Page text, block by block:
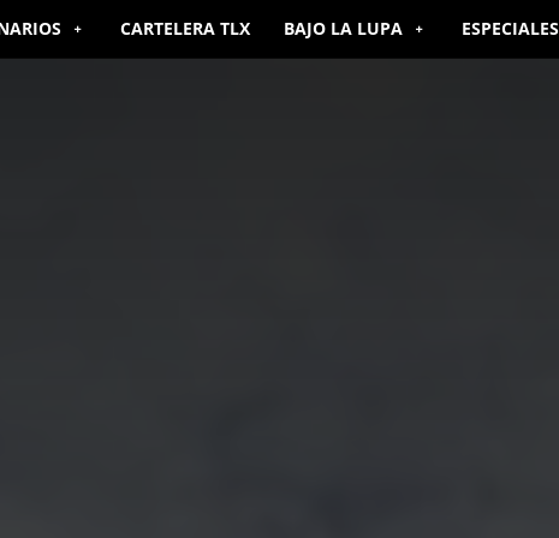
CARTELERA TLX BAJO LA LUPA ESPECIALES